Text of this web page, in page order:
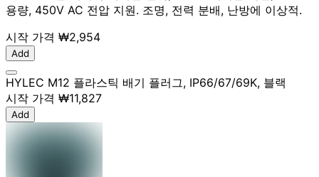
용량, 450V AC 전압 지원. 조명, 전력 분배, 난방에 이상적.
시작 가격 ₩2,954
Add
HYLEC M12 플라스틱 배기 플러그, IP66/67/69K, 블랙
시작 가격 ₩11,827
Add